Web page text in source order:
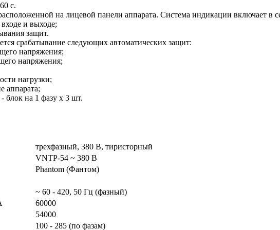
с.
на лицевой панели аппарата. Система индикации включает в
и выходе;
защит.
срабатывание следующих автоматических защит:
напряжения;
напряжения;
нагрузки;
аппарата;
на 1 фазу х 3 шт.
трехфазный, 380 В, тиристорный
VNTP-54 ~ 380 В
Phantom (Фантом)
~ 60 - 420, 50 Гц (фазный)
60000
54000
100 - 285 (по фазам)